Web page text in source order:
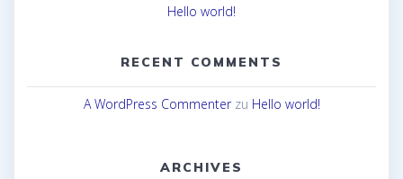
Hello world!
RECENT COMMENTS
A WordPress Commenterzu Hello world!
ARCHIVES